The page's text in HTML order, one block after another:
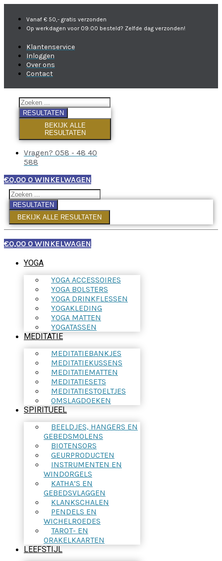
Vanaf € 50,- gratis verzonden
Op werkdagen voor 09:00 besteld? Zelfde dag verzonden!
Klantenservice
Inloggen
Over ons
Contact
RESULTATEN
BEKIJK ALLE
RESULTATEN
Vragen? 058 - 48 40
588
€0,00 0 WINKELWAGEN
RESULTATEN
BEKIJK ALLE RESULTATEN
€0,00 0 WINKELWAGEN
YOGA
YOGA ACCESSOIRES
YOGA BOLSTERS
YOGA DRINKFLESSEN
YOGAKLEDING
YOGA MATTEN
YOGATASSEN
MEDITATIE
MEDITATIEBANKJES
MEDITATIEKUSSENS
MEDITATIEMATTEN
MEDITATIESETS
MEDITATIESTOELTJES
OMSLAGDOEKEN
SPIRITUEEL
BEELDJES, HANGERS EN
GEBEDSMOLENS
BIOTENSORS
GEURPRODUCTEN
INSTRUMENTEN EN
WINDORGELS
KATHA’S EN
GEBEDSVLAGGEN
KLANKSCHALEN
PENDELS EN
WICHELROEDES
TAROT- EN
ORAKELKAARTEN
LEEFSTIJL